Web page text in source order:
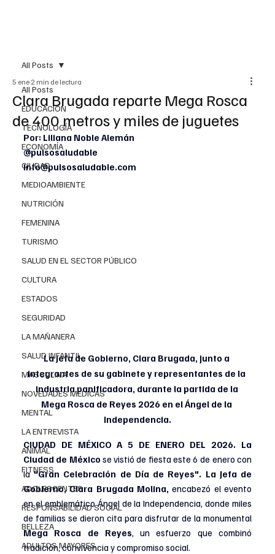
All Posts
EDUCACIÓN
TECNOLOGÍA
ECONOMÍA
CIUDAD
MEDIOAMBIENTE
NUTRICIÓN
FEMENINA
TURISMO
SALUD EN EL SECTOR PÚBLICO
CULTURA
ESTADOS
SEGURIDAD
LA MAÑANERA
SALUD INFANTIL
MASCULINA
NOVEDADES MEDICAS
MENTAL
LA ENTREVISTA
ANIMAL
FITNESS
ADOLESCENTES
RESPONSABILIDAD SOCIAL
BELLEZA
ADULTOS MAYORES
All Posts
Clara Brugada reparte Mega Rosca
de 400 metros y miles de juguetes
5 ene 2 min de lectura
Por: Liliana Noble Alemán
@pulsosaludable
info@pulsosaludable.com
La Jefa de Gobierno, Clara Brugada, junto a
integrantes de su gabinete y representantes de la
industria panificadora, durante la partida de la
Mega Rosca de Reyes 2026 en el Ángel de la
Independencia.
CIUDAD DE MÉXICO A 5 DE ENERO DEL 2026. La
Ciudad de México se vistió de fiesta este 6 de enero con
la "Gran Celebración de Día de Reyes". La Jefa de
Gobierno, Clara Brugada Molina, encabezó el evento
en el emblemático Ángel de la Independencia, donde miles
Mega Rosca de Reyes, un esfuerzo que combinó
tradición, convivencia y compromiso social.